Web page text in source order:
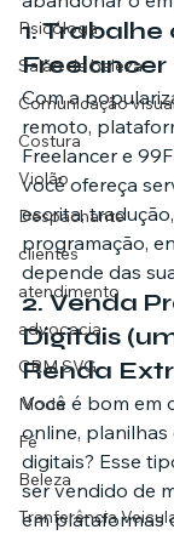
Psicóloga
Salão de beleza
Comunicação
Costura
Violão
Despachante
clientes
atendimento
advocacia
CRM SVG
Moda
Fé
Beleza
Tranferência
1.
Freelancer
Com a
remoto,
Freelancer e
você ofereça
escrita,
programação,
depende das
2. Venda
Digitais
Renda
Você é bom em
online,
digitais? Esse
ser vendido de
em plataformas